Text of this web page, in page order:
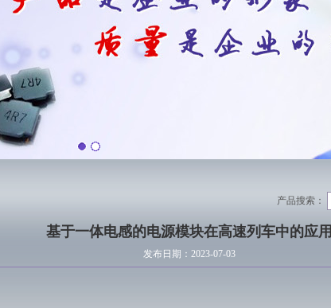
产品搜索：
基于一体电感的电源模块在高速列车中的应用
发布日期：2023-07-03